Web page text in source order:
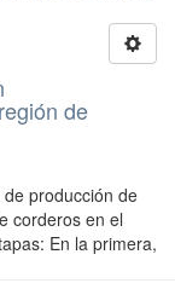
de
producción de
corderos en el
En la primera,